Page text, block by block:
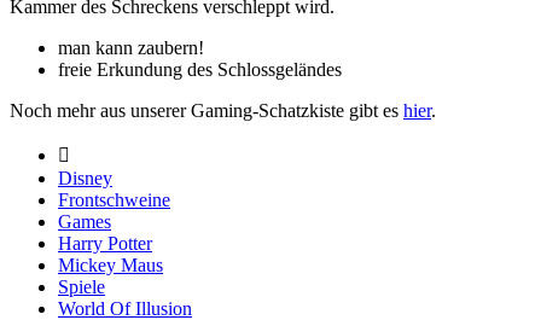
Kammer des Schreckens verschleppt wird.
man kann zaubern!
freie Erkundung des Schlossgeländes
Noch mehr aus unserer Gaming-Schatzkiste gibt es hier.
Disney
Frontschweine
Games
Harry Potter
Mickey Maus
Spiele
World Of Illusion